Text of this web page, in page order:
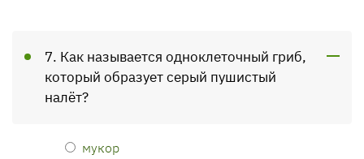
7. Как называется одноклеточный гриб,
который образует серый пушистый
налёт?
мукор